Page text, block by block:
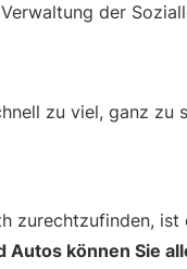
der
zu viel, ganz zu
zurechtzufinden, ist
Autos können Sie